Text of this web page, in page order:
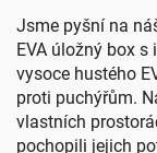
Jsme pyšní na
EVA úložný box
vysoce hustého
proti puchýřům.
vlastních
pochopili jejich